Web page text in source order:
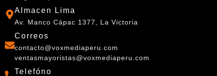
Almacen Lima
Av. Manco Cápac 1377, La Victoria
Correos
contacto@voxmediaperu.com
ventasmayoristas@voxmediaperu.com
Telefóno